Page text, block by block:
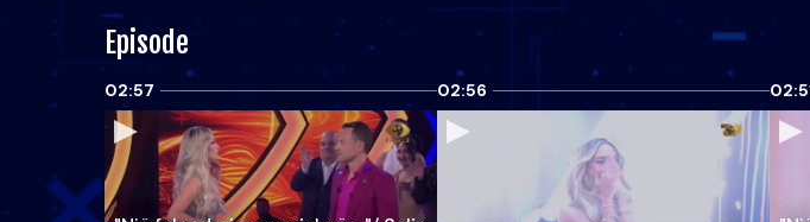
Episode
02:57 02:56